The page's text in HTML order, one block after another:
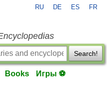
RU DE ES FR
Search!
Books Игры ⚽